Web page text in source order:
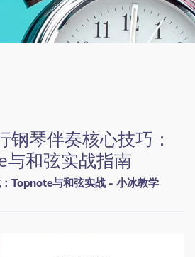
钢琴伴奏核心技巧：
与和弦实战指南
Topnote与和弦实战 - 小冰教学